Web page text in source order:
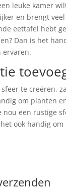
leuke kamer
en brengt
eettafel hebt
Dan is het
ervaren.
te creëren,
om planten
nou een rustige
ook handig